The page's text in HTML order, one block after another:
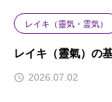
レイキ（靈気・霊気）
レイキ（靈氣）の
2026.07.02